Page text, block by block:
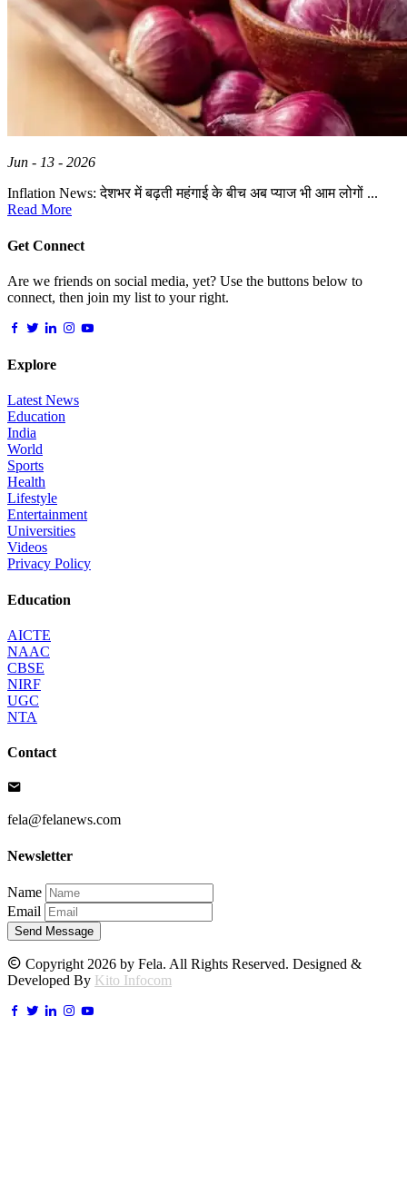
Jun - 13 - 2026
Inflation News: देशभर में बढ़ती महंगाई के बीच अब प्याज भी आम लोगों ...
Read More
Get Connect
Are we friends on social media, yet? Use the buttons below to
connect, then join my list to your right.
Explore
Latest News
Education
India
World
Sports
Health
Lifestyle
Entertainment
Universities
Videos
Privacy Policy
Education
AICTE
NAAC
CBSE
NIRF
UGC
NTA
Contact
fela@felanews.com
Newsletter
Name
Email
Send Message
Copyright 2026 by Fela. All Rights Reserved. Designed &
Developed By Kito Infocom